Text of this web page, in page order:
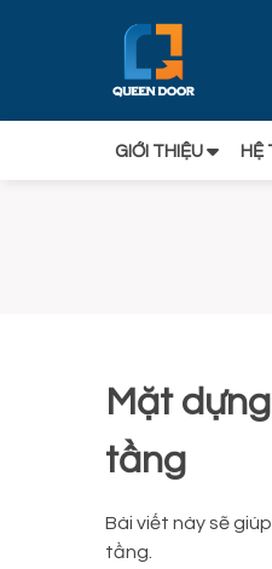
GIỚI THIỆU HỆ
Mặt
tầng
Bài viết này sẽ
tầng.